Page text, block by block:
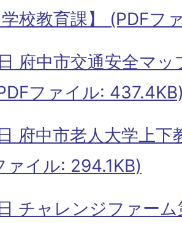
校教育課】 (PDFフ
府中市交通安全マッ
ファイル:
府中市老人大学上下
ァイル: 294.1KB)
チャレンジファー